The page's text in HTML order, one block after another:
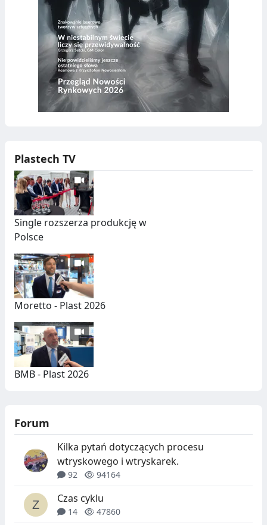
Plastech TV
Single rozszerza produkcję w
Polsce
Moretto - Plast 2026
BMB - Plast 2026
Forum
Kilka pytań dotyczących procesu
wtryskowego i wtryskarek.
92 94164
Czas cyklu
14 47860